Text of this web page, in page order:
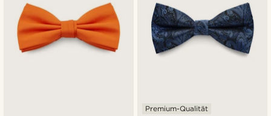
Premium-Qualität